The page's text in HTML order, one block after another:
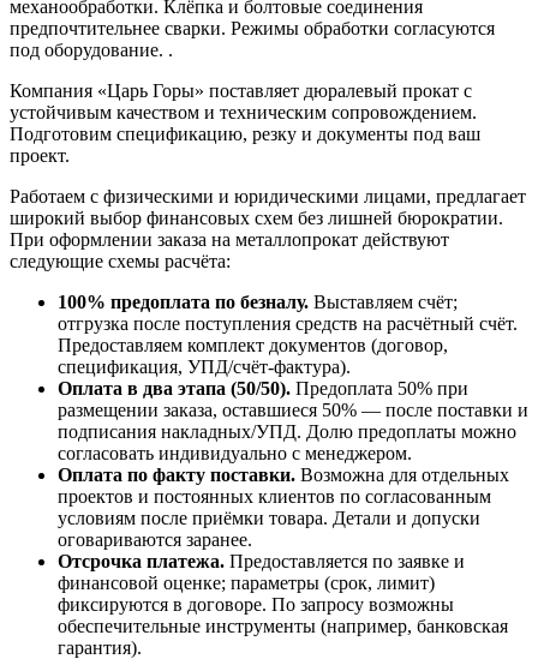
механообработки. Клёпка и болтовые соединения
предпочтительнее сварки. Режимы обработки согласуются
под оборудование. .
Компания «Царь Горы» поставляет дюралевый прокат с
устойчивым качеством и техническим сопровождением.
Подготовим спецификацию, резку и документы под ваш
проект.
Работаем с физическими и юридическими лицами, предлагает
широкий выбор финансовых схем без лишней бюрократии.
При оформлении заказа на металлопрокат действуют
следующие схемы расчёта:
100% предоплата по безналу. Выставляем счёт;
отгрузка после поступления средств на расчётный счёт.
Предоставляем комплект документов (договор,
спецификация, УПД/счёт-фактура).
Оплата в два этапа (50/50). Предоплата 50% при
размещении заказа, оставшиеся 50% — после поставки и
подписания накладных/УПД. Долю предоплаты можно
согласовать индивидуально с менеджером.
Оплата по факту поставки. Возможна для отдельных
проектов и постоянных клиентов по согласованным
условиям после приёмки товара. Детали и допуски
оговариваются заранее.
Отсрочка платежа. Предоставляется по заявке и
финансовой оценке; параметры (срок, лимит)
фиксируются в договоре. По запросу возможны
обеспечительные инструменты (например, банковская
гарантия).